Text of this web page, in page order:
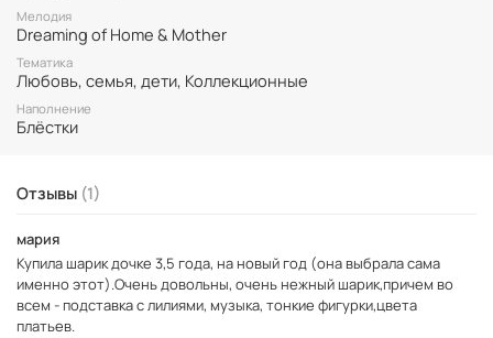
Мелодия
Dreaming of Home & Mother
Тематика
Любовь, семья, дети, Коллекционные
Наполнение
Блёстки
Отзывы (1)
мария
Купила шарик дочке 3,5 года, на новый год (она выбрала сама
именно этот).Очень довольны, очень нежный шарик,причем во
всем - подставка с лилиями, музыка, тонкие фигурки,цвета
платьев.